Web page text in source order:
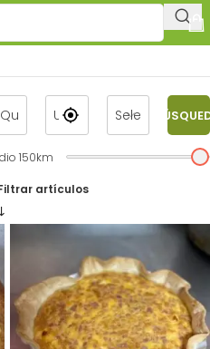
150km
artículos